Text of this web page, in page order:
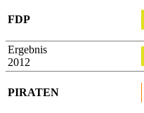
FDP
Ergebnis
2012
PIRATEN